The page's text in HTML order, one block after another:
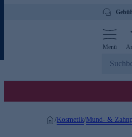
Menü
/Kosmetik/Mund- &